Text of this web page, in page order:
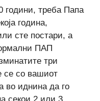
години, треба Папа
година,
сте постари, а
ПАП
три
се со вашиот
во иднина да го